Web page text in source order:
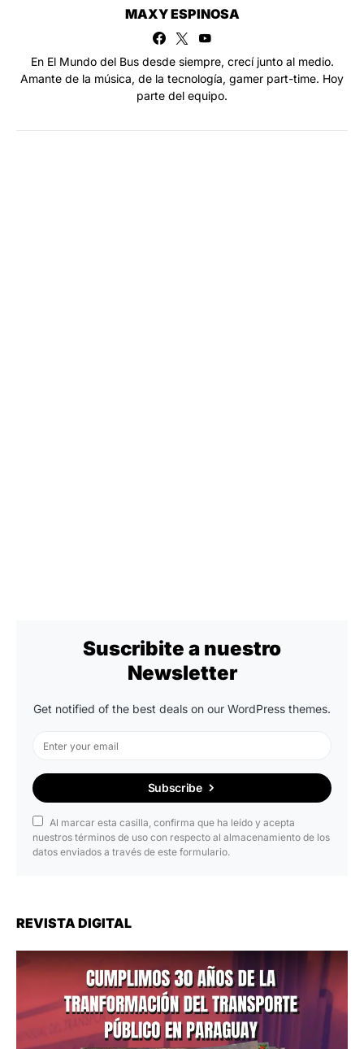
MAXY ESPINOSA
En El Mundo del Bus desde siempre, crecí junto al medio.
Amante de la música, de la tecnología, gamer part-time. Hoy
parte del equipo.
Suscribite a nuestro
Newsletter
Get notified of the best deals on our WordPress themes.
Subscribe
Al marcar esta casilla, confirma que ha leído y acepta
nuestros términos de uso con respecto al almacenamiento de los
datos enviados a través de este formulario.
REVISTA DIGITAL